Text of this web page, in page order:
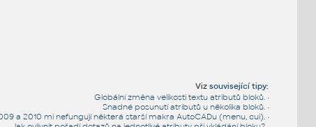
Vizsouvisející tipy:
Globální změna velikosti textu atributů bloků. •
Snadné posunutí atributů u několika bloků. •
a 2010 mi nefungují některá starší makra AutoCADu (menu, cui). •